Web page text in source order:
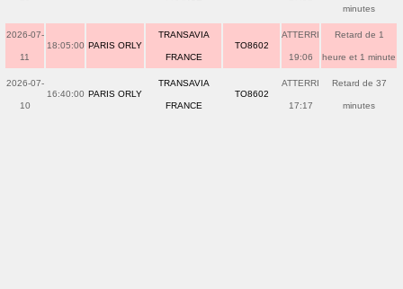
minutes
2026-07-
11
18:05:00 PARIS ORLY
TRANSAVIA
FRANCE
TO8602
ATTERRI
19:06
Retard de 1
heure et 1 minute
2026-07-
10
16:40:00 PARIS ORLY
TRANSAVIA
FRANCE
TO8602
ATTERRI
17:17
Retard de 37
minutes